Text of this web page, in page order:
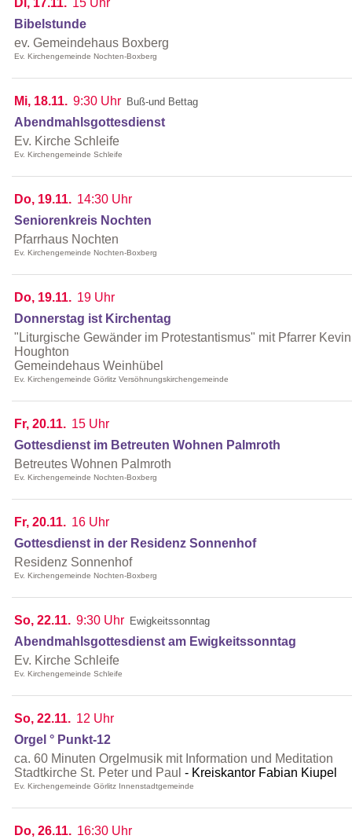
Di, 17.11. 15 Uhr
Bibelstunde
ev. Gemeindehaus Boxberg
Ev. Kirchengemeinde Nochten-Boxberg
Mi, 18.11. 9:30 Uhr Buß-und Bettag
Abendmahlsgottesdienst
Ev. Kirche Schleife
Ev. Kirchengemeinde Schleife
Do, 19.11. 14:30 Uhr
Seniorenkreis Nochten
Pfarrhaus Nochten
Ev. Kirchengemeinde Nochten-Boxberg
Do, 19.11. 19 Uhr
Donnerstag ist Kirchentag
"Liturgische Gewänder im Protestantismus" mit Pfarrer Kevin
Houghton
Gemeindehaus Weinhübel
Ev. Kirchengemeinde Görlitz Versöhnungskirchengemeinde
Fr, 20.11. 15 Uhr
Gottesdienst im Betreuten Wohnen Palmroth
Betreutes Wohnen Palmroth
Ev. Kirchengemeinde Nochten-Boxberg
Fr, 20.11. 16 Uhr
Gottesdienst in der Residenz Sonnenhof
Residenz Sonnenhof
Ev. Kirchengemeinde Nochten-Boxberg
So, 22.11. 9:30 Uhr Ewigkeitssonntag
Abendmahlsgottesdienst am Ewigkeitssonntag
Ev. Kirche Schleife
Ev. Kirchengemeinde Schleife
So, 22.11. 12 Uhr
Orgel ° Punkt-12
ca. 60 Minuten Orgelmusik mit Information und Meditation
Stadtkirche St. Peter und Paul
Kreiskantor Fabian Kiupel
Ev. Kirchengemeinde Görlitz Innenstadtgemeinde
Do, 26.11. 16:30 Uhr